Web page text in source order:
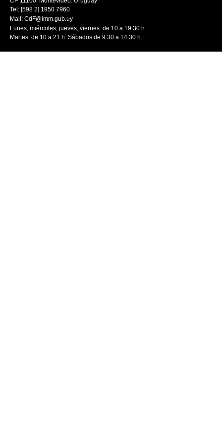
Tel: [598 2] 1950 7960
Mail: CdF@imm.gub.uy
Lunes, miércoles, jueves, viernes: de 10 a 19.30 h.
Martes: de 10 a 21 h. Sábados de 9.30 a 14.30 h.